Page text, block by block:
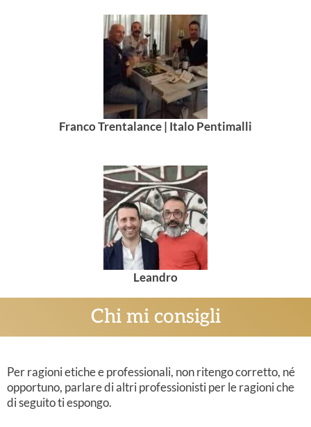
Franco Trentalance | Italo Pentimalli
Leandro
Chi mi consigli
Per ragioni etiche e professionali, non ritengo corretto, né
opportuno, parlare di altri professionisti per le ragioni che
di seguito ti espongo.